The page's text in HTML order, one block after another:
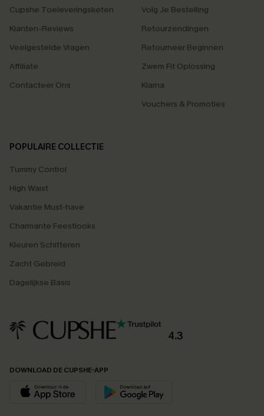
Cupshe Toeleveringsketen
Klanten-Reviews
Veelgestelde Vragen
Affiliate
Contacteer Ons
Volg Je Bestelling
Retourzendingen
Retourneer Beginnen
Zwem Fit Oplossing
Klarna
Vouchers & Promoties
POPULAIRE COLLECTIE
Tummy Control
High Waist
Vakantie Must-have
Charmante Feestlooks
Kleuren Schitteren
Zacht Gebreid
Dagelijkse Basis
4.3
DOWNLOAD DE CUPSHE-APP